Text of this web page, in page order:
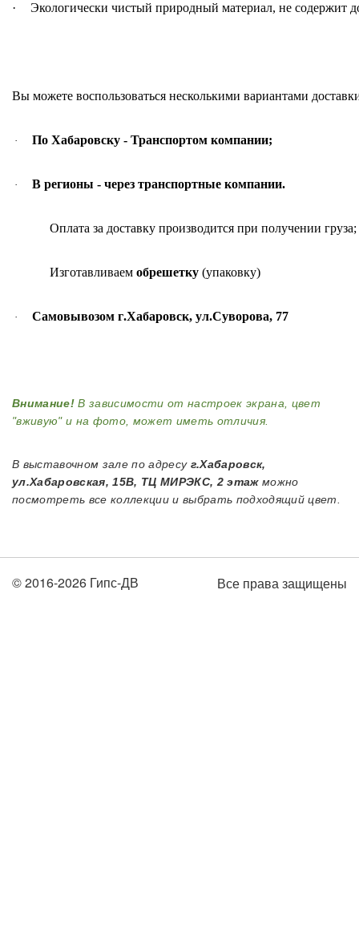
· Экологически чистый природный материал, не содержит
Вы можете воспользоваться несколькими вариантами
· По Хабаровску - Транспортом компании;
· В регионы - через транспортные компании.
Оплата за доставку производится при получении груза
Изготавливаем обрешетку (упаковку)
· Самовывозом г.Хабаровск, ул.Суворова, 77
Внимание! В зависимости от настроек экрана, цвет
"вживую" и на фото, может иметь отличия.
В выставочном зале по адресу г.Хабаровск,
ул.Хабаровская, 15В, ТЦ МИРЭКС, 2 этажможно
посмотреть все коллекции и выбрать подходящий цвет.
© 2016-2026 Гипс-ДВ Все права защищены